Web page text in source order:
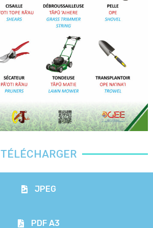
TÉLÉCHARGER
JPEG
PDF A3